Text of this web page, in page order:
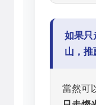
如果只
山，推
當然可